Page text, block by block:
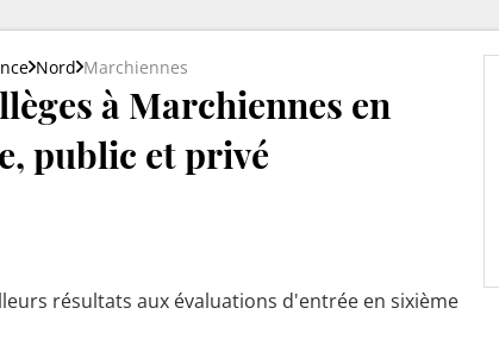
Nord Marchiennes
à Marchiennes en
public et privé
résultats aux évaluations d'entrée en sixième